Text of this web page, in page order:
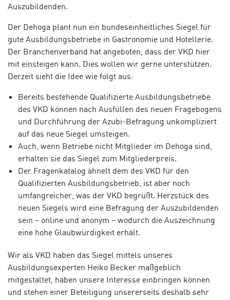
Auszubildenden.
Der Dehoga plant nun ein bundeseinheitliches Siegel für
gute Ausbildungsbetriebe in Gastronomie und Hotellerie.
Der Branchenverband hat angeboten, dass der VKD hier
mit einsteigen kann. Dies wollen wir gerne unterstützen.
Derzeit sieht die Idee wie folgt aus:
Bereits bestehende Qualifizierte Ausbildungsbetriebe
des VKD können nach Ausfüllen des neuen Fragebogens
und Durchführung der Azubi-Befragung unkompliziert
auf das neue Siegel umsteigen.
Auch, wenn Betriebe nicht Mitglieder im Dehoga sind,
erhalten sie das Siegel zum Mitgliederpreis.
Der Fragenkatalog ähnelt dem des VKD für den
Qualifizierten Ausbildungsbetrieb, ist aber noch
umfangreicher, was der VKD begrüßt. Herzstück des
neuen Siegels wird eine Befragung der Auszubildenden
sein – online und anonym – wodurch die Auszeichnung
eine hohe Glaubwürdigkeit erhält.
Wir als VKD haben das Siegel mittels unseres
Ausbildungsexperten Heiko Becker maßgeblich
mitgestaltet, haben unsere Interesse einbringen können
und stehen einer Beteiligung unsererseits deshalb sehr